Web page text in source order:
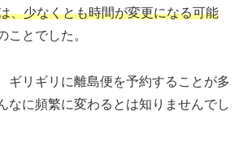
、少なくとも時間が変更になる可能
ことでした。
ギリギリに離島便を予約することが多
なに頻繁に変わるとは知りませんでし